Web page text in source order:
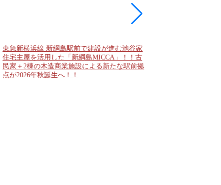
東急新横浜線 新綱島駅前で建設が進む池谷家
住宅主屋を活用した「新綱島MICCA」！！古
民家＋2棟の木造商業施設による新たな駅前拠
点が2026年秋誕生へ！！